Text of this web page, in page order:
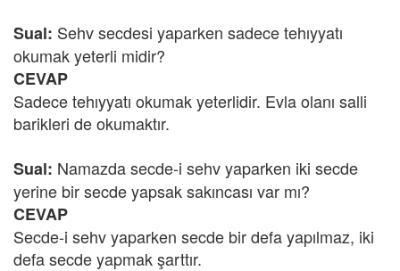
Sual: Sehv secdesi yaparken sadece tehıyyatı
okumak yeterli midir?
CEVAP
Sadece tehıyyatı okumak yeterlidir. Evla olanı salli
barikleri de okumaktır.
Sual: Namazda secde-i sehv yaparken iki secde
yerine bir secde yapsak sakıncası var mı?
CEVAP
Secde-i sehv yaparken secde bir defa yapılmaz, iki
defa secde yapmak şarttır.